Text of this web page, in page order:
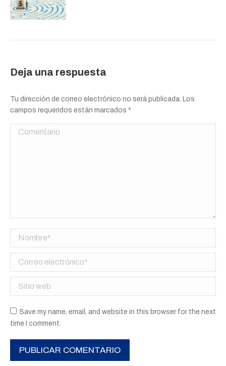
Deja una respuesta
Tu dirección de correo electrónico no será publicada. Los
campos requeridos están marcados *
Comentario
Nombre *
Correo electrónico *
Sitio web
Save my name, email, and website in this browser for the next
time I comment.
PUBLICAR COMENTARIO